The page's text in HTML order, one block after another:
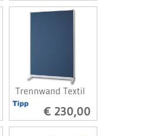
Trennwand Textil
€ 230,00